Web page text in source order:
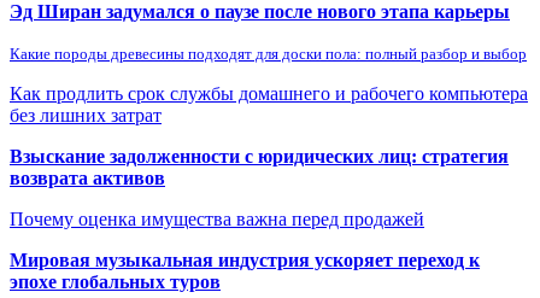
Эд Ширан задумался о паузе после нового этапа карьеры
Какие породы древесины подходят для доски пола: полный разбор и выбор
Как продлить срок службы домашнего и рабочего компьютера
без лишних затрат
Взыскание задолженности с юридических лиц: стратегия
возврата активов
Почему оценка имущества важна перед продажей
Мировая музыкальная индустрия ускоряет переход к
эпохе глобальных туров